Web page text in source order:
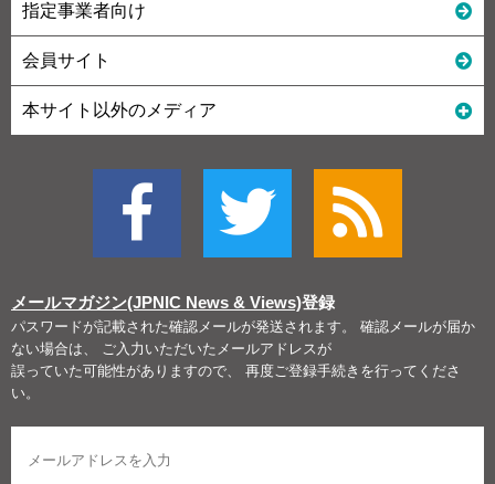
指定事業者向け
会員サイト
本サイト以外のメディア
メールマガジン(JPNIC News & Views)登録
パスワードが記載された確認メールが発送されます。 確認メールが届か
ない場合は、 ご入力いただいたメールアドレスが
誤っていた可能性がありますので、 再度ご登録手続きを行ってくださ
い。